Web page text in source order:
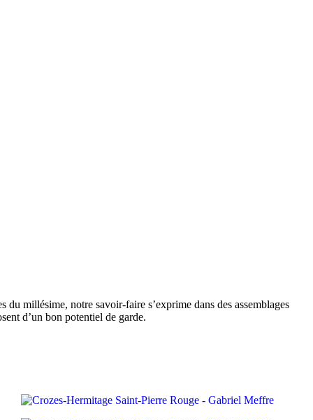
millésime, notre savoir-faire s’exprime dans des assemblages
d’un bon potentiel de garde.